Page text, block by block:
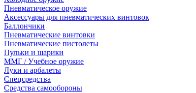
Пневматическое оружие
Аксессуары для пневматических винтовок
Баллончики
Пневматические винтовки
Пневматические пистолеты
Пульки и шарики
ММГ / Учебное оружие
Луки и арбалеты
Спецсредства
Средства самообороны